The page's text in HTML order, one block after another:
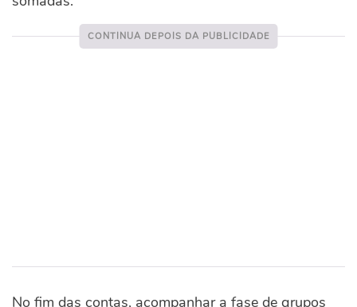
No fim das contas, acompanhar a fase de grupos